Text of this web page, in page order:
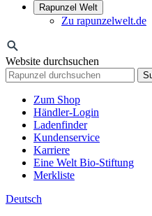
Rapunzel Welt
Zu rapunzelwelt.de
Website durchsuchen
Zum Shop
Händler-Login
Ladenfinder
Kundenservice
Karriere
Eine Welt Bio-Stiftung
Merkliste
Deutsch